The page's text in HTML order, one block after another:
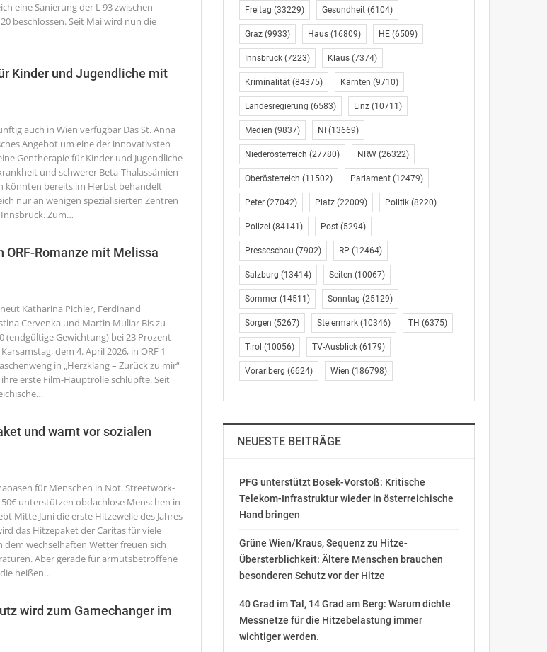
eine Sanierung der L 93 zwischen
beschlossen. Seit Mai wird nun die
Kinder und Jugendliche mit
auch in Wien verfügbar Das St. Anna
Angebot um eine der innovativsten
Gentherapie für Kinder und Jugendliche
und schwerer Beta-Thalassämien
könnten bereits im Herbst behandelt
nur an wenigen spezialisierten Zentren
Zum…
ORF-Romanze mit Melissa
Katharina Pichler, Ferdinand
Cervenka und Martin Muliar Bis zu
(endgültige Gewichtung) bei 23 Prozent
dem 4. April 2026, in ORF 1
in „Herzklang – Zurück zu mir“
erste Film-Hauptrolle schlüpfte. Seit
…
und warnt vor sozialen
für Menschen in Not. Streetwork-
unterstützen obdachlose Menschen in
Mitte Juni die erste Hitzewelle des Jahres
das Hitzepaket der Caritas für viele
wechselhaften Wetter freuen sich
Aber gerade für armutsbetroffene
heißen…
wird zum Gamechanger im
Freitag (33229) Gesundheit(6104)
Graz(9933) Haus(16809) HE(6509)
Innsbruck(7223) Klaus(7374)
Kriminalität(84375) Kärnten (9710)
Landesregierung (6583) Linz(10711)
Medien (9837) NI (13669)
Niederösterreich (27780) NRW(26322)
Oberösterreich (11502) Parlament(12479)
Peter(27042) Platz(22009) Politik(8220)
Polizei (84141) Post(5294)
Presseschau (7902) RP (12464)
Salzburg (13414) Seiten (10067)
Sommer(14511) Sonntag (25129)
Sorgen (5267) Steiermark(10346) TH (6375)
Tirol (10056) TV-Ausblick(6179)
Vorarlberg (6624) Wien (186798)
NEUESTE BEITRÄGE
PFG unterstützt Bosek-Vorstoß: Kritische
Telekom-Infrastruktur wieder in österreichische
Hand bringen
Grüne Wien/Kraus, Sequenz zu Hitze-
Übersterblichkeit: Ältere Menschen brauchen
besonderen Schutz vor der Hitze
40 Grad im Tal, 14 Grad am Berg: Warum dichte
Messnetze für die Hitzebelastung immer
wichtiger werden.